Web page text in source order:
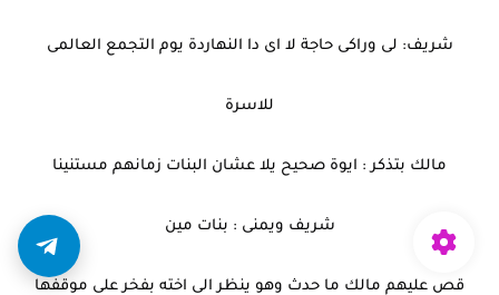
شريف: لى وراكى حاجة لا اى دا النهاردة يوم التجمع العالمى
للاسرة
مالك بتذكر : ايوة صحيح يلا عشان البنات زمانهم مستنينا
شريف ويمنى : بنات مين
قص عليهم مالك ما حدث وهو ينظر الى اخته بفخر على موقفها